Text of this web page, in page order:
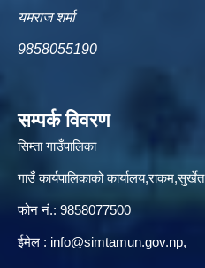
यमराज शर्मा
9858055190
सम्पर्क विवरण
सिम्ता गाउँपालिका
गाउँ कार्यपालिकाको कार्यालय,राकम,सुर्खेत
फोन नं.: 9858077500
ईमेल‌ : info@simtamun.gov.np,